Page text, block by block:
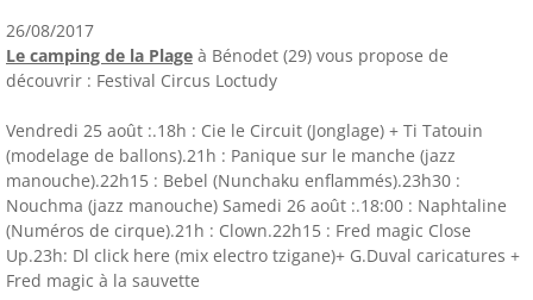
26/08/2017
Le camping de la Plage à Bénodet (29) vous propose de
découvrir : Festival Circus Loctudy
Vendredi 25 août :.18h : Cie le Circuit (Jonglage) + Ti Tatouin
(modelage de ballons).21h : Panique sur le manche (jazz
manouche).22h15 : Bebel (Nunchaku enflammés).23h30 :
Nouchma (jazz manouche) Samedi 26 août :.18:00 : Naphtaline
(Numéros de cirque).21h : Clown.22h15 : Fred magic Close
Up.23h: Dl click here (mix electro tzigane)+ G.Duval caricatures +
Fred magic à la sauvette